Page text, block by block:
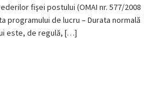
fişei postului (OMAI nr. 577/2008
programului de lucru – Durata normală
este, de regulă, […]